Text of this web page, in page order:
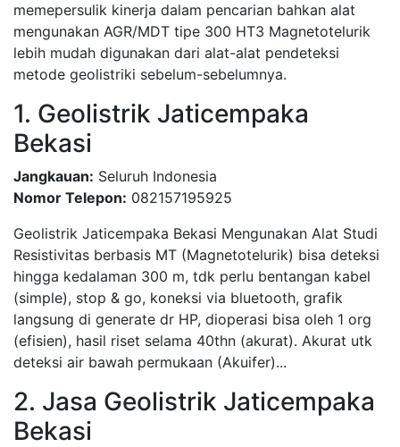
memepersulik kinerja dalam pencarian bahkan alat
mengunakan AGR/MDT tipe 300 HT3 Magnetotelurik
lebih mudah digunakan dari alat-alat pendeteksi
metode geolistriki sebelum-sebelumnya.
1. Geolistrik Jaticempaka
Bekasi
Jangkauan: Seluruh Indonesia
Nomor Telepon: 082157195925
Geolistrik Jaticempaka Bekasi Mengunakan Alat Studi
Resistivitas berbasis MT (Magnetotelurik) bisa deteksi
hingga kedalaman 300 m, tdk perlu bentangan kabel
(simple), stop & go, koneksi via bluetooth, grafik
langsung di generate dr HP, dioperasi bisa oleh 1 org
(efisien), hasil riset selama 40thn (akurat). Akurat utk
deteksi air bawah permukaan (Akuifer)...
2. Jasa Geolistrik Jaticempaka
Bekasi